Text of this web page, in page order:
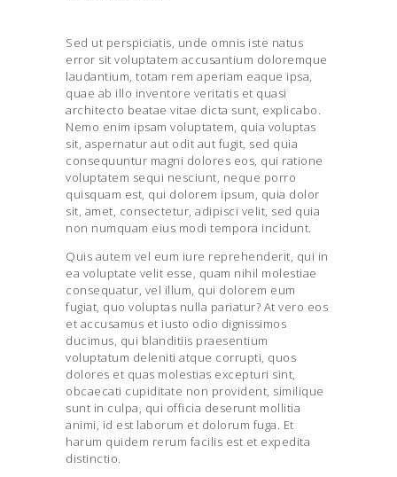
Sed ut perspiciatis, unde omnis iste natus
error sit voluptatem accusantium doloremque
laudantium, totam rem aperiam eaque ipsa,
quae ab illo inventore veritatis et quasi
architecto beatae vitae dicta sunt, explicabo.
Nemo enim ipsam voluptatem, quia voluptas
sit, aspernatur aut odit aut fugit, sed quia
consequuntur magni dolores eos, qui ratione
voluptatem sequi nesciunt, neque porro
quisquam est, qui dolorem ipsum, quia dolor
sit, amet, consectetur, adipisci velit, sed quia
non numquam eius modi tempora incidunt.
Quis autem vel eum iure reprehenderit, qui in
ea voluptate velit esse, quam nihil molestiae
consequatur, vel illum, qui dolorem eum
fugiat, quo voluptas nulla pariatur? At vero eos
et accusamus et iusto odio dignissimos
ducimus, qui blanditiis praesentium
voluptatum deleniti atque corrupti, quos
dolores et quas molestias excepturi sint,
obcaecati cupiditate non provident, similique
sunt in culpa, qui officia deserunt mollitia
animi, id est laborum et dolorum fuga. Et
harum quidem rerum facilis est et expedita
distinctio.